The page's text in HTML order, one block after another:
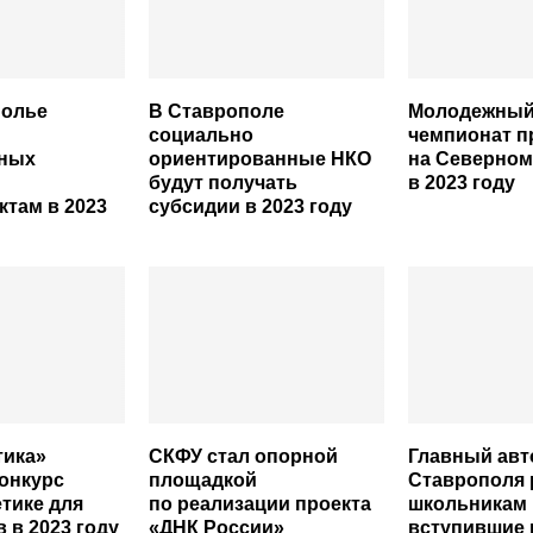
в 2023
В Ставрополе
cоциально
ориентированные НКО
будут получать
субсидии в 2023 году
чемпионат
на Северном
в 2023 году
для
в 2023 году
СКФУ стал опорной
площадкой
по реализации проекта
«ДНК России»
Главный
Ставрополя
школьникам
вступившие